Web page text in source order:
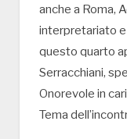
anche a Roma,
interpretariato
questo quarto
Serracchiani,
Onorevole in
Tema